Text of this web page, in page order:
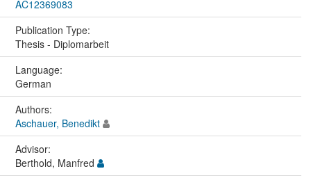
AC12369083
Publication Type:
Thesis - Diplomarbeit
Language:
German
Authors:
Aschauer, Benedikt
Advisor:
Berthold, Manfred